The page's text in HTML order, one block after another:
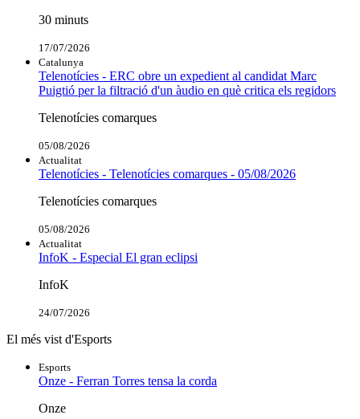
30 minuts
17/07/2026
Catalunya
Telenotícies - ERC obre un expedient al candidat Marc
Puigtió per la filtració d'un àudio en què critica els regidors
Telenotícies comarques
05/08/2026
Actualitat
Telenotícies - Telenotícies comarques - 05/08/2026
Telenotícies comarques
05/08/2026
Actualitat
InfoK - Especial El gran eclipsi
InfoK
24/07/2026
El més vist d'Esports
Esports
Onze - Ferran Torres tensa la corda
Onze